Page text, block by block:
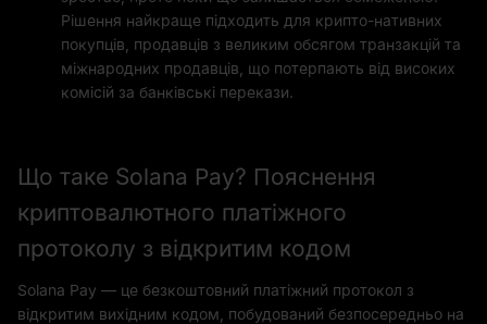
Рішення найкраще підходить для крипто-нативних
покупців, продавців з великим обсягом транзакцій та
міжнародних продавців, що потерпають від високих
комісій за банківські перекази.
Що таке Solana Pay? Пояснення
криптовалютного платіжного
протоколу з відкритим кодом
Solana Pay — це безкоштовний платіжний протокол з
відкритим вихідним кодом, побудований безпосередньо на